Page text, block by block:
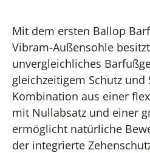
Mit dem ersten Ballop
Vibram-Außensohle
unvergleichliches
gleichzeitigem Schutz und
Kombination aus einer
mit Nullabsatz und einer
ermöglicht natürliche
der integrierte